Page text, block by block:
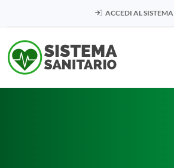
ACCEDI AL SISTEMA